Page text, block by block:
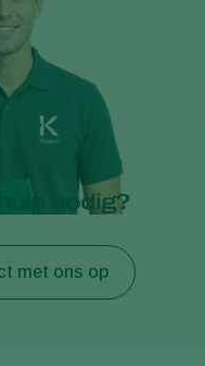
nodig?
met ons op